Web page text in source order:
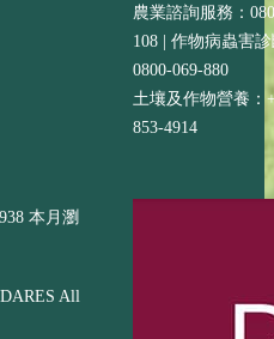
農業諮詢服務：
108 | 作物病蟲害
0800-069-880
土壤及作物營養：
853-4914
本月瀏
All